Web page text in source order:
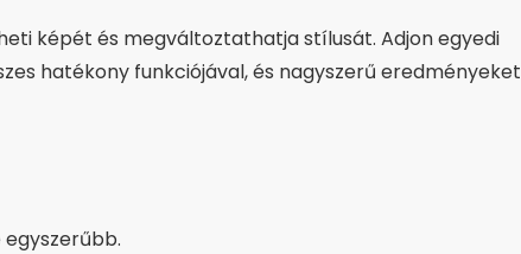
képét és megváltoztathatja stílusát. Adjon egyedi
hatékony funkciójával, és nagyszerű eredményeket
egyszerűbb.